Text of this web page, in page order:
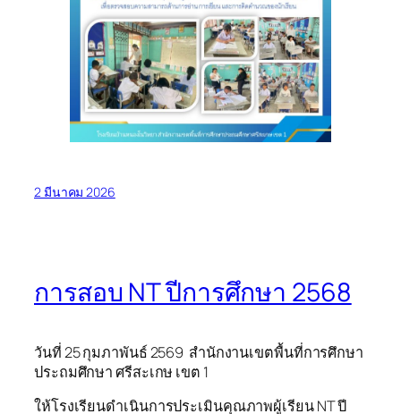
2 มีนาคม 2026
การสอบ NT ปีการศึกษา 2568
วันที่ 25 กุมภาพันธ์ 2569 สำนักงานเขตพื้นที่การศึกษา
ประถมศึกษา ศรีสะเกษ เขต 1
ให้โรงเรียนดำเนินการประเมินคุณภาพผู้เรียน NT ปี